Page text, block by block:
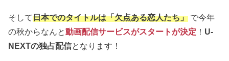
そして日本でのタイトルは「欠点ある恋人たち」 で今年
の秋からなんと動画配信サービスがスタートが決定 ！ U-
NEXTの独占配信となります！